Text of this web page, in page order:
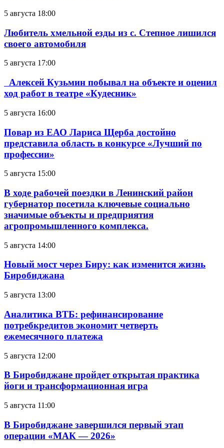
5 августа 18:00
Любитель хмельной езды из с. Степное лишился
своего автомобиля
5 августа 17:00
Алексей Кузьмин побывал на объекте и оценил
ход работ в театре «Кудесник»
5 августа 16:00
Повар из ЕАО Лариса Щерба достойно
представила область в конкурсе «Лучший по
профессии»
5 августа 15:00
В ходе рабочей поездки в Ленинский район
губернатор посетила ключевые социально
значимые объекты и предприятия
агропромышленного комплекса.
5 августа 14:00
Новый мост через Биру: как изменится жизнь
Биробиджана
5 августа 13:00
Аналитика ВТБ: рефинансирование
потребкредитов экономит четверть
ежемесячного платежа
5 августа 12:00
В Биробиджане пройдет открытая практика
йоги и трансформационная игра
5 августа 11:00
В Биробиджане завершился первый этап
операции «МАК — 2026»